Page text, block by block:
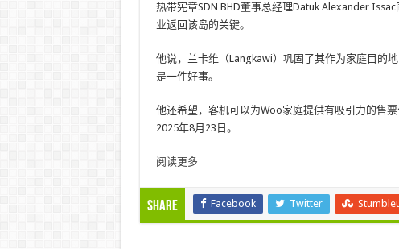
热带宪章SDN BHD董事总经理Datuk Alexander
业返回该岛的关键。
他说，兰卡维（Langkawi）巩固了其作为家庭目的
是一件好事。
他还希望，客机可以为Woo家庭提供有吸引力的售
2025年8月23日。
阅读更多
Share Facebook Twitter